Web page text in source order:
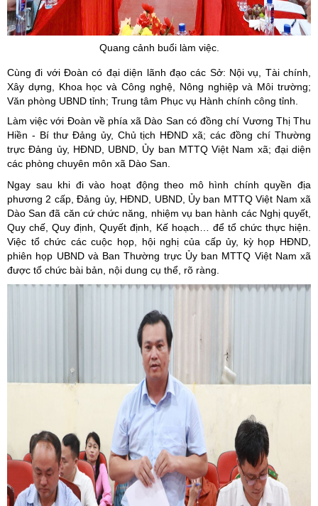
Quang cảnh buổi làm việc.
Cùng đi với Đoàn có đại diện lãnh đạo các Sở: Nội vụ, Tài chính,
Xây dựng, Khoa học và Công nghệ, Nông nghiệp và Môi trường;
Văn phòng UBND tỉnh; Trung tâm Phục vụ Hành chính công tỉnh.
Làm việc với Đoàn về phía xã Dào San có đồng chí Vương Thị Thu
Hiền - Bí thư Đảng ủy, Chủ tịch HĐND xã; các đồng chí Thường
trực Đảng ủy, HĐND, UBND, Ủy ban MTTQ Việt Nam xã; đại diện
các phòng chuyên môn xã Dào San.
Ngay sau khi đi vào hoạt động theo mô hình chính quyền địa
phương 2 cấp, Đảng ủy, HĐND, UBND, Ủy ban MTTQ Việt Nam xã
Dào San đã căn cứ chức năng, nhiệm vụ ban hành các Nghị quyết,
Quy chế, Quy định, Quyết định, Kế hoạch… để tổ chức thực hiện.
Việc tổ chức các cuộc họp, hội nghị của cấp ủy, kỳ họp HĐND,
phiên họp UBND và Ban Thường trực Ủy ban MTTQ Việt Nam xã
được tổ chức bài bản, nội dung cụ thể, rõ ràng.